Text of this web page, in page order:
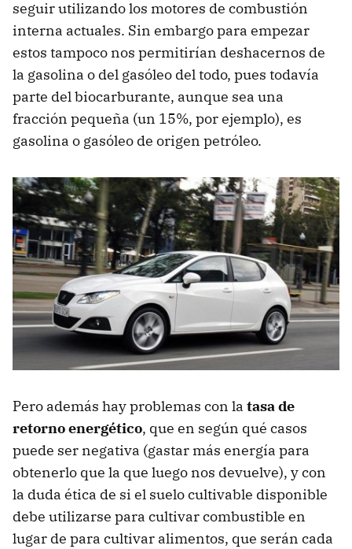
seguir utilizando los motores de combustión
interna actuales. Sin embargo para empezar
estos tampoco nos permitirían deshacernos de
la gasolina o del gasóleo del todo, pues todavía
parte del biocarburante, aunque sea una
fracción pequeña (un 15%, por ejemplo), es
gasolina o gasóleo de origen petróleo.
Pero además hay problemas con la tasa de
retorno energético, que en según qué casos
puede ser negativa (gastar más energía para
obtenerlo que la que luego nos devuelve), y con
la duda ética de si el suelo cultivable disponible
debe utilizarse para cultivar combustible en
lugar de para cultivar alimentos, que serán cada